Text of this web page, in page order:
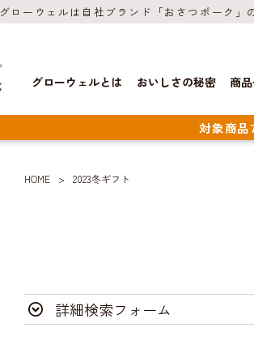
グローウェルは自社ブランド「おさつポーク」
グローウェルとは おいしさの秘密 商
対象商
HOME 2023冬ギフト
詳細検索フォーム